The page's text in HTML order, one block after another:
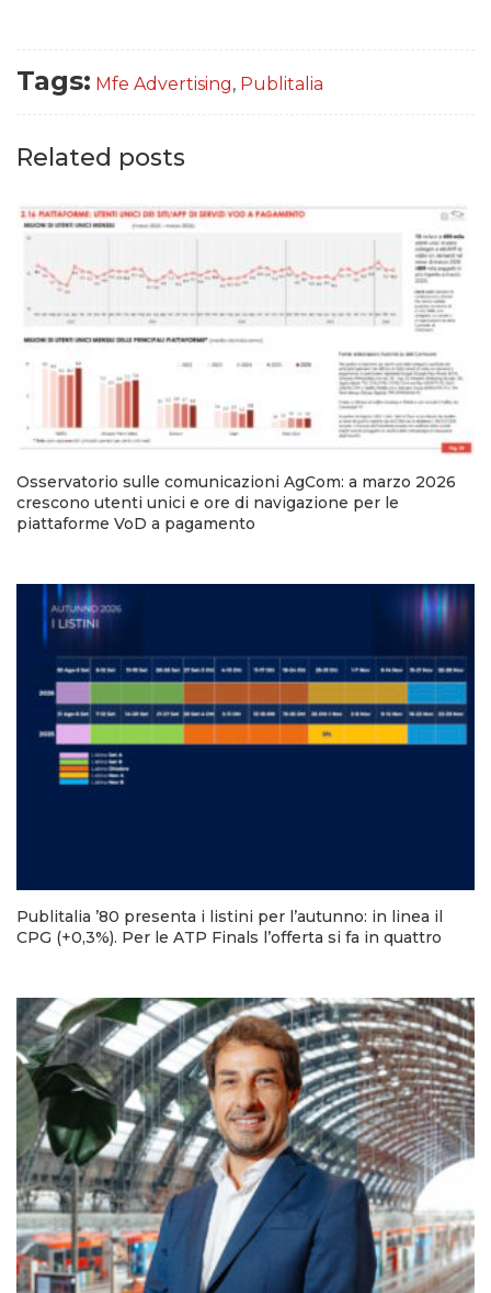
Tags: Mfe Advertising, Publitalia
Related posts
Osservatorio sulle comunicazioni AgCom: a marzo 2026
crescono utenti unici e ore di navigazione per le
piattaforme VoD a pagamento
Publitalia ’80 presenta i listini per l’autunno: in linea il
CPG (+0,3%). Per le ATP Finals l’offerta si fa in quattro